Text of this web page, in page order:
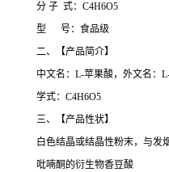
分 子 式：C4H6O5
型 号：食品级
二、【产品简介】
中文名：L-苹果酸，外文名：
学式：C4H6O5
三、【产品性状】
白色结晶或结晶性粉末，与发
吡喃酮的衍生物香豆酸